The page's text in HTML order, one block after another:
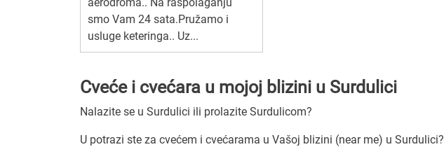
smo Vam 24 sata.Pružamo i
usluge keteringa.. Uz...
Cveće i cvećara u mojoj blizini u Surdulici
Nalazite se u Surdulici ili prolazite Surdulicom?
U potrazi ste za cvećem i cvećarama u Vašoj blizini (near me) u Surdulici?